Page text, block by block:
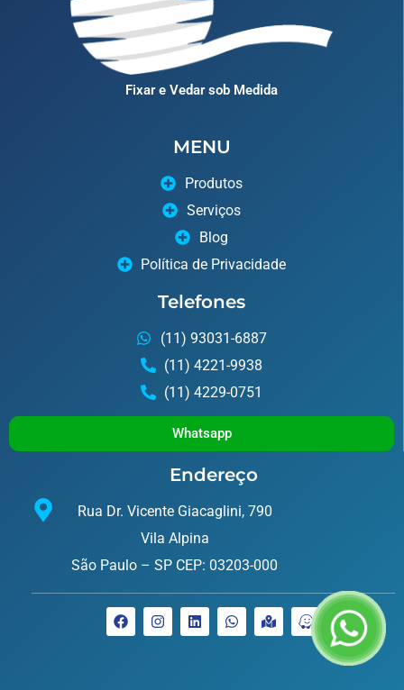
Fixar e Vedar sob Medida
MENU
Produtos
Serviços
Blog
Política de Privacidade
Telefones
(11) 93031-6887
(11) 4221-9938
(11) 4229-0751
Whatsapp
Endereço
Rua Dr. Vicente Giacaglini, 790
Vila Alpina
São Paulo – SP CEP: 03203-000